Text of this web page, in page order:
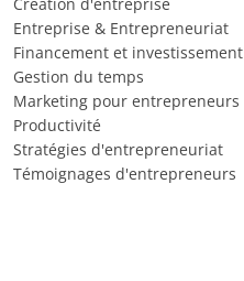
Entreprise & Entrepreneuriat
Financement et investissement
Gestion du temps
Marketing pour entrepreneurs
Productivité
Stratégies d'entrepreneuriat
Témoignages d'entrepreneurs